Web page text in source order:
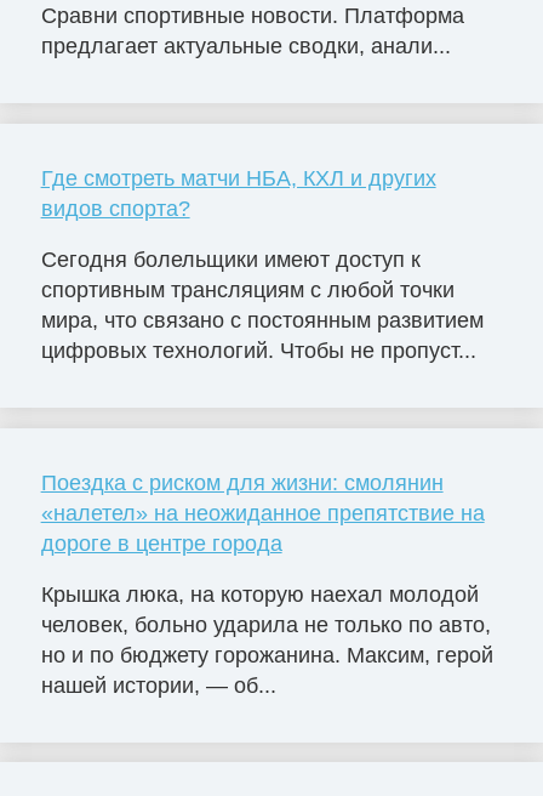
Сравни спортивные новости. Платформа
предлагает актуальные сводки, анали...
Где смотреть матчи НБА, КХЛ и других
видов спорта?
Сегодня болельщики имеют доступ к
спортивным трансляциям с любой точки
мира, что связано с постоянным развитием
цифровых технологий. Чтобы не пропуст...
Поездка с риском для жизни: смолянин
«налетел» на неожиданное препятствие на
дороге в центре города
Крышка люка, на которую наехал молодой
человек, больно ударила не только по авто,
но и по бюджету горожанина. Максим, герой
нашей истории, — об...